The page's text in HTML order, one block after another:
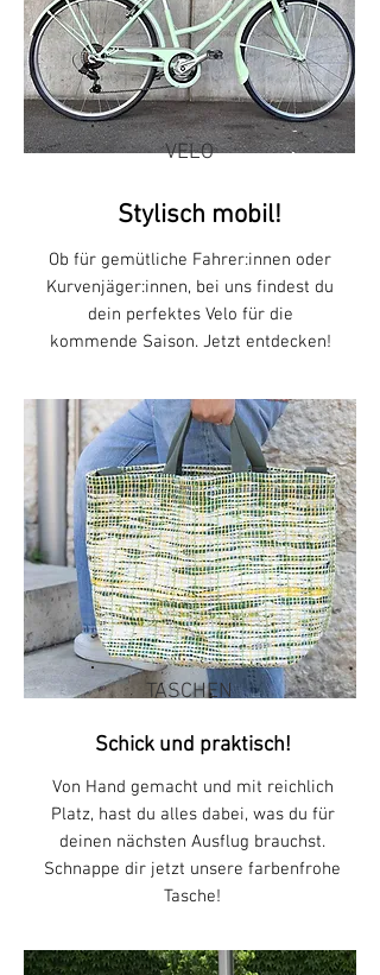
VELO
Stylisch mobil!
Ob für gemütliche Fahrer:innen oder
Kurvenjäger:innen, bei uns findest du
dein perfektes Velo für die
kommende Saison. Jetzt entdecken!
Schick und praktisch!
Von Hand gemacht und mit reichlich
Platz, hast du alles dabei, was du für
deinen nächsten Ausflug brauchst.
Schnappe dir jetzt unsere farbenfrohe
Tasche!
TASCHEN